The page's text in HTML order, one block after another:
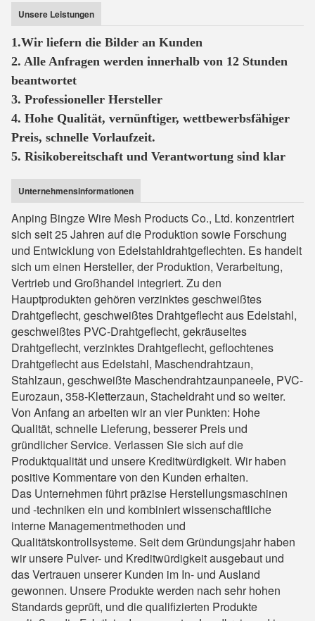
Unsere Leistungen
1.Wir liefern die Bilder an Kunden
2. Alle Anfragen werden innerhalb von 12 Stunden
beantwortet
3. Professioneller Hersteller
4. Hohe Qualität, vernünftiger, wettbewerbsfähiger
Preis, schnelle Vorlaufzeit.
5. Risikobereitschaft und Verantwortung sind klar
Unternehmensinformationen
Anping Bingze Wire Mesh Products Co., Ltd. konzentriert
sich seit 25 Jahren auf die Produktion sowie Forschung
und Entwicklung von Edelstahldrahtgeflechten. Es handelt
sich um einen Hersteller, der Produktion, Verarbeitung,
Vertrieb und Großhandel integriert. Zu den
Hauptprodukten gehören verzinktes geschweißtes
Drahtgeflecht, geschweißtes Drahtgeflecht aus Edelstahl,
geschweißtes PVC-Drahtgeflecht, gekräuseltes
Drahtgeflecht, verzinktes Drahtgeflecht, geflochtenes
Drahtgeflecht aus Edelstahl, Maschendrahtzaun,
Stahlzaun, geschweißte Maschendrahtzaunpaneele, PVC-
Eurozaun, 358-Kletterzaun, Stacheldraht und so weiter.
Von Anfang an arbeiten wir an vier Punkten: Hohe
Qualität, schnelle Lieferung, besserer Preis und
gründlicher Service. Verlassen Sie sich auf die
Produktqualität und unsere Kreditwürdigkeit. Wir haben
positive Kommentare von den Kunden erhalten.
Das Unternehmen führt präzise Herstellungsmaschinen
und -techniken ein und kombiniert wissenschaftliche
interne Managementmethoden und
Qualitätskontrollsysteme. Seit dem Gründungsjahr haben
wir unsere Pulver- und Kreditwürdigkeit ausgebaut und
das Vertrauen unserer Kunden im In- und Ausland
gewonnen. Unsere Produkte werden nach sehr hohen
Standards geprüft, und die qualifizierten Produkte